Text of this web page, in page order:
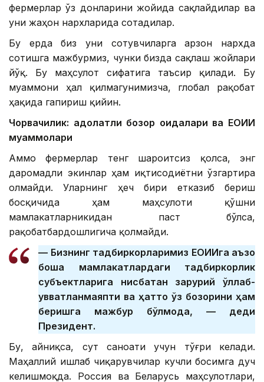
фермерлар ўз донларини жойида сақлайдилар ва
уни жаҳон нархларида сотадилар.
Бу ерда биз уни сотувчиларга арзон нархда
сотишга мажбурмиз, чунки бизда сақлаш жойлари
йўқ. Бу маҳсулот сифатига таъсир қилади. Бу
муаммони ҳал қилмагунимизча, глобал рақобат
ҳақида гапириш қийин.
Чорвачилик: адолатли бозор қоидалари ва ЕОИИ
муаммолари
Аммо фермерлар тенг шароитсиз қолса, энг
даромадли экинлар ҳам иқтисодиётни ўзгартира
олмайди. Уларнинг ҳеч бири етказиб бериш
босқичида ҳам маҳсулоти қўшни
мамлакатларникидан паст бўлса,
рақобатбардошлигича қолмайди.
— Бизнинг тадбиркорларимиз ЕОИИга аъзо
бошқа мамлакатлардаги тадбиркорлик
субъектларига нисбатан зарурий қўллаб-
қувватланмаяпти ва ҳатто ўз бозорини ҳам
беришга мажбур бўлмоқда, — деди
Президент.
Бу, айниқса, сут саноати учун тўғри келади.
Маҳаллий ишлаб чиқарувчилар кучли босимга дуч
келишмоқда. Россия ва Беларусь маҳсулотлари,